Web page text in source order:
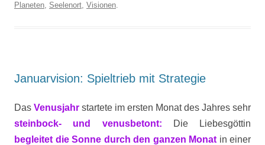
Planeten, Seelenort, Visionen.
Januarvision: Spieltrieb mit Strategie
Das Venusjahr startete im ersten Monat des Jahres sehr
steinbock- und venusbetont: Die Liebesgöttin
begleitet die Sonne durch den ganzen Monat in einer